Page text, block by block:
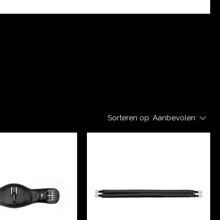
Sorteren op: Aanbevolen